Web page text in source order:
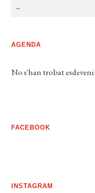
AGENDA
No s'han trobat
FACEBOOK
INSTAGRAM